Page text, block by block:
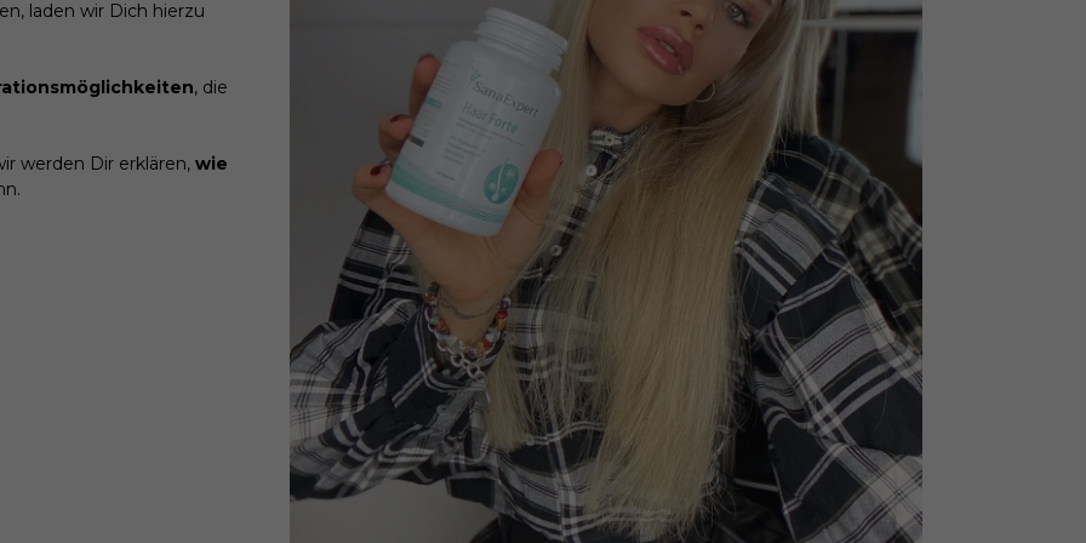
laden wir Dich hierzu
, die
werden Dir erklären, wie